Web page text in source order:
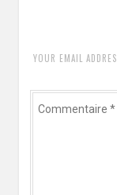
YOUR EMAIL
Commentaire